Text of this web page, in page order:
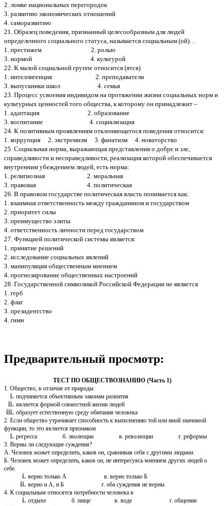
2. ломке национальных перегородок
3. развитию экономических отношений
4. саморазвитию
21. Образец поведения, признанный целесообразным для людей
определенного социального статуса, называется социальным (ой)…
1. престижем 2. ролью
3. нормой 4. культурой
22. К малой социальной группе относится (ятся)
1. интеллигенция 2. преподаватели
3. выпускники школ 4. семья
23. Процесс усвоения индивидом на протяжении жизни социальных норм и
культурных ценностей того общества, к которому он принадлежит –
1. адаптация 2. образование
3. воспитание 4. социализация
24. К позитивным проявлениям отклоняющегося поведения относится:
1. коррупция 2. экстремизм 3. фанатизм 4. новаторство
25. Социальная норма, выражающая представления о добре и зле,
справедливости и несправедливости, реализация которой обеспечивается
внутренним убеждением людей, есть норма:
1. религиозная 2. моральная
3. правовая 4. политическая
26. В правовом государстве политическая власть понимается как:
1. взаимная ответственность между гражданином и государством
2. приоритет силы
3. преимущество элиты
4. ответственность личности перед государством
27. Функцией политической системы является:
1. принятие решений
2. исследование социальных явлений
3. манипуляция общественным мнением
4. прогнозирование общественных настроений
28. Государственной символикой Российской Федерации не является
1. герб
2. флаг
3. президентство
4. гимн
Предварительный просмотр:
ТЕСТ ПО ОБЩЕСТВОЗНАНИЮ (Часть 1)
1. Общество, в отличие от природы
подчиняется объективным законам развития
является формой совместной жизни людей
образует естественную среду обитания человека
2. Если общество утрачивает способность к выполнению той или иной значимой
функции, то это является признаком
регресса б. эволюции в. революции г. реформы
3. Верны ли следующие суждения?
А. Человек может определить, каков он, сравнивая себя с другими людьми.
Б. Человек может определить, каков он, не интересуясь мнением других людей о
себе.
верно только А в. верно только Б
верно и А, и Б г. оба суждения не верны
4. К социальным относятся потребности человека в
отдыхе б. пище в. воде г. общении